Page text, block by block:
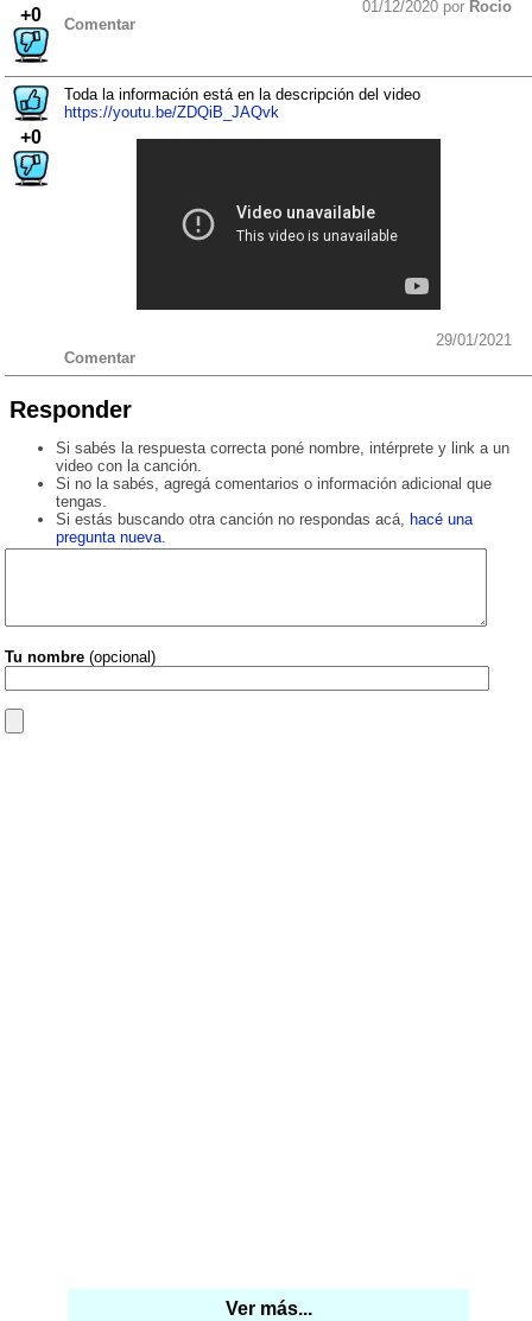
+0 01/12/2020 por Rocio
Comentar
+0
Toda la información está en la descripción del video
https://youtu.be/ZDQiB_JAQvk
29/01/2021
Comentar
Responder
Si sabés la respuesta correcta poné nombre, intérprete y link a un
video con la canción.
Si no la sabés, agregá comentarios o información adicional que
tengas.
Si estás buscando otra canción no respondas acá,
hacé una
pregunta nueva.
Tu nombre (opcional)
Ver más...